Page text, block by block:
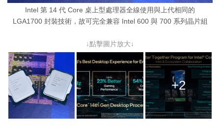
Intel 第 14 代 Core 桌上型處理器全線使用與上代相同的
LGA1700 封裝技術，故可完全兼容 Intel 600 與 700 系列晶片組
↓點擊圖片放大↓
+2